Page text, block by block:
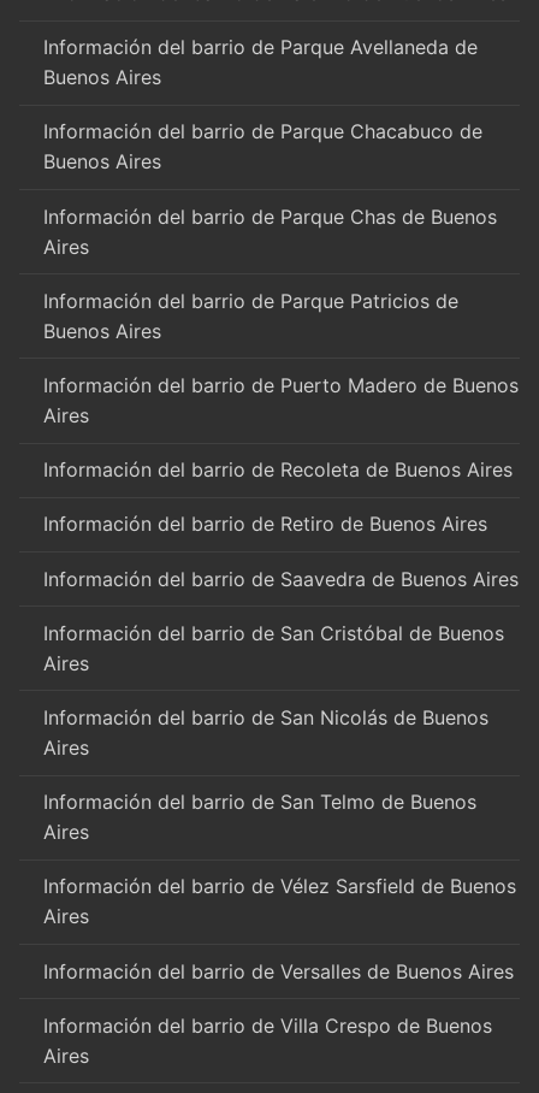
Información del barrio de Parque Avellaneda de
Buenos Aires
Información del barrio de Parque Chacabuco de
Buenos Aires
Información del barrio de Parque Chas de Buenos
Aires
Información del barrio de Parque Patricios de
Buenos Aires
Información del barrio de Puerto Madero de Buenos
Aires
Información del barrio de Recoleta de Buenos Aires
Información del barrio de Retiro de Buenos Aires
Información del barrio de Saavedra de Buenos Aires
Información del barrio de San Cristóbal de Buenos
Aires
Información del barrio de San Nicolás de Buenos
Aires
Información del barrio de San Telmo de Buenos
Aires
Información del barrio de Vélez Sarsfield de Buenos
Aires
Información del barrio de Versalles de Buenos Aires
Información del barrio de Villa Crespo de Buenos
Aires